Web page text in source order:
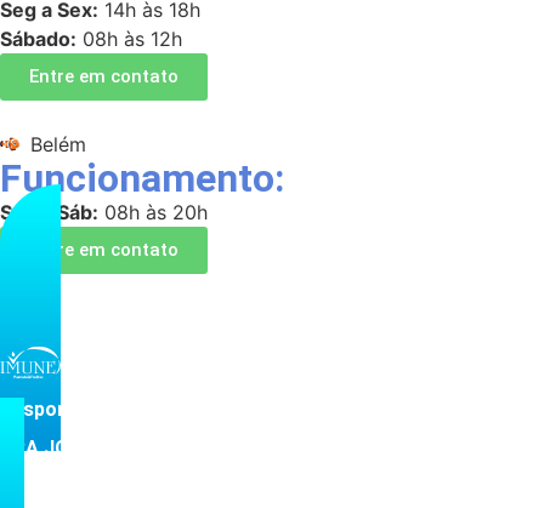
Seg a Sex: 14h às 18h
Sábado: 08h às 12h
Entre em contato
Belém
Funcionamento:
Seg a Sáb: 08h às 20h
Entre em contato
Responsável técnica:
DRA JOSEMARA DO VALE LIMA COREN-PA Nº 639351